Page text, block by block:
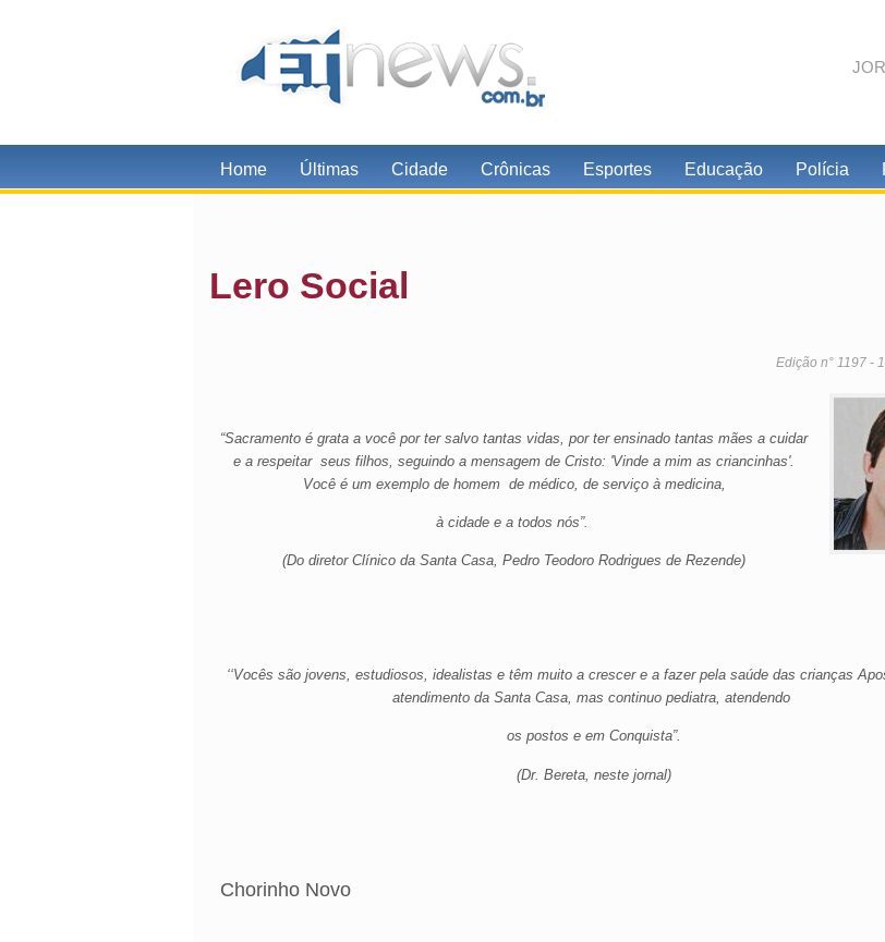
Home Últimas Cidade Crônicas Esportes Educação Polícia
Lero Social
Edição n° 1197 -
“Sacramento é grata a você por ter salvo tantas vidas, por ter ensinado tantas mães a cuidar
e a respeitar seus filhos, seguindo a mensagem de Cristo: 'Vinde a mim as criancinhas'.
Você é um exemplo de homem de médico, de serviço à medicina,
à cidade e a todos nós”.
(Do diretor Clínico da Santa Casa, Pedro Teodoro Rodrigues de Rezende)
‘‘Vocês são jovens, estudiosos, idealistas e têm muito a crescer e a fazer pela saúde das crianças
atendimento da Santa Casa, mas continuo pediatra, atendendo
os postos e em Conquista”.
(Dr. Bereta, neste jornal)
Chorinho Novo